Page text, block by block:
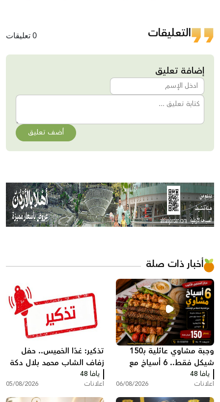
التعليقات 0 تعليقات
إضافة تعليق
أضف تعليق
أخبار ذات صلة
وجبة مشاوي عائلية بـ150
شيكل فقط.. 6 أسياخ مع
كامل الإضافات في مطعم
أبو حلوة بيافا
يافا 48
اعلانات 06/08/2026
تذكير: غدًا الخميس.. حفل
زفاف الشاب محمد بلال دكة
يافا 48
اعلانات 05/08/2026